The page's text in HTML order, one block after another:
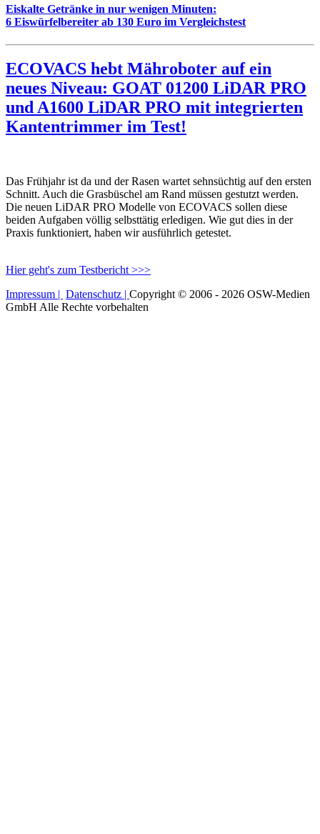
Eiskalte Getränke in nur wenigen Minuten:
6 Eiswürfelbereiter ab 130 Euro im Vergleichstest
ECOVACS hebt Mähroboter auf ein
neues Niveau: GOAT 01200 LiDAR PRO
und A1600 LiDAR PRO mit integrierten
Kantentrimmer im Test!
Das Frühjahr ist da und der Rasen wartet sehnsüchtig auf den ersten
Schnitt. Auch die Grasbüschel am Rand müssen gestutzt werden.
Die neuen LiDAR PRO Modelle von ECOVACS sollen diese
beiden Aufgaben völlig selbsttätig erledigen. Wie gut dies in der
Praxis funktioniert, haben wir ausführlich getestet.
Hier geht's zum Testbericht >>>
Impressum | Datenschutz | Copyright © 2006 - 2026 OSW-Medien
GmbH Alle Rechte vorbehalten